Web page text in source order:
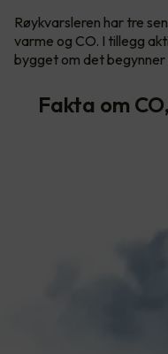
Røykvarsleren har tre
varme og CO. I tillegg
bygget om det begynner
Fakta om